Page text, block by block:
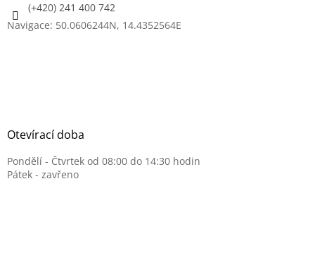
(+420) 241 400 742
Navigace: 50.0606244N, 14.4352564E
Otevírací doba
Pondělí - Čtvrtek od 08:00 do 14:30 hodin
Pátek - zavřeno